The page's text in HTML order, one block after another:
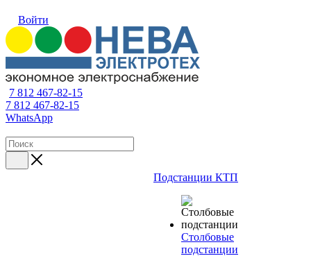
Войти
7 812 467-82-15
7 812 467-82-15
WhatsApp
Подстанции КТП
Столбовые
подстанции